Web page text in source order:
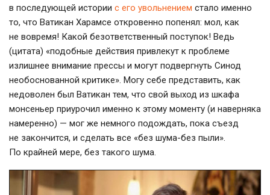
в последующей истории с его увольнением стало именно
то, что Ватикан Харамсе откровенно попенял: мол, как
не вовремя! Какой безответственный поступок! Ведь
(цитата) «подобные действия привлекут к проблеме
излишнее внимание прессы и могут подвергнуть Синод
необоснованной критике». Могу себе представить, как
недоволен был Ватикан тем, что свой выход из шкафа
монсеньер приурочил именно к этому моменту (и наверняка
намеренно) — мог же немного подождать, пока съезд
не закончится, и сделать все «без шума-без пыли».
По крайней мере, без такого шума.